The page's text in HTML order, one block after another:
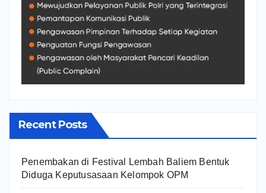
Recent Posts
Penembakan di Festival Lembah Baliem Bentuk
Diduga Keputusasaan Kelompok OPM